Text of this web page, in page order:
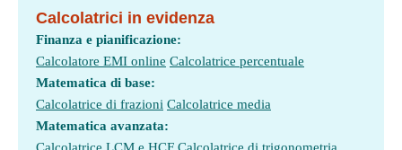
Calcolatrici in evidenza
Finanza e pianificazione:
Calcolatore EMI online Calcolatrice percentuale
Matematica di base:
Calcolatrice di frazioni Calcolatrice media
Matematica avanzata: